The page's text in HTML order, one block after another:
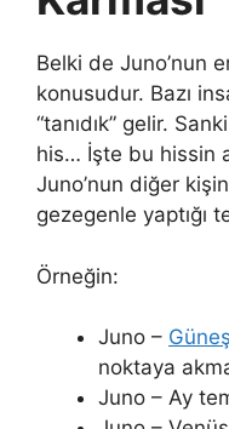
Belki de Juno’nun
konusudur. Bazı
“tanıdık” gelir.
his… İşte bu hissin
Juno’nun diğer
gezegenle yaptığı
Örneğin:
Juno – Güneş
noktaya
Juno – Ay